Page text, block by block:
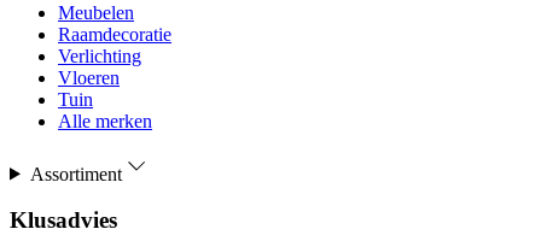
Meubelen
Raamdecoratie
Verlichting
Vloeren
Tuin
Alle merken
Assortiment
Klusadvies